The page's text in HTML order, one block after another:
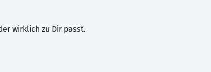
wirklich zu Dir passt.